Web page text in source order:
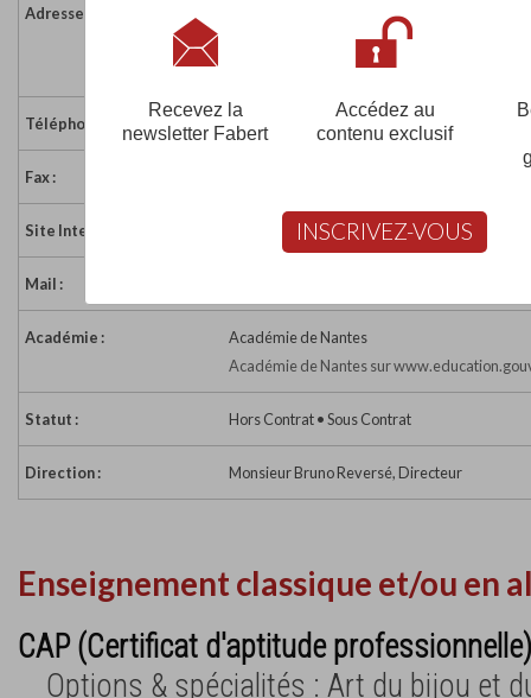
Adresse :
85700 POUZAUGES
Téléphone : 09 70 80 82 21
Fax :
Site Internet : http://www.etablieres.fr
Mail :
Académie :
Académie de Nantes
Académie de Nantes sur
Statut : Hors Contrat • Sous Contrat
Direction : Monsieur Bruno Reversé, Directeur
Enseignement classique et/ou en
CAP (Certificat d'aptitude professionnelle)
Options & spécialités : Art du bijou et
Recevez la
newsletter Fabert
Accédez au
contenu exclusif
INSCRIVEZ-VOUS